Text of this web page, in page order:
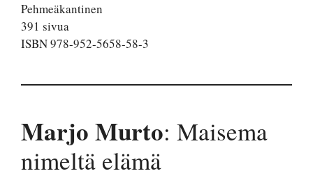
Pehmeäkantinen
391 sivua
ISBN 978-952-5658-58-3
Marjo Murto: Maisema
nimeltä elämä